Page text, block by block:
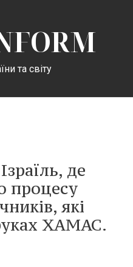
та світу
де
процесу
які
ХАМАС.